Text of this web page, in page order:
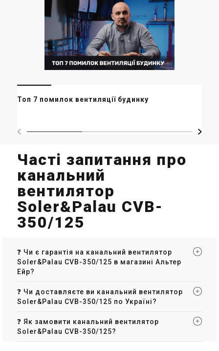
Топ 7 помилок вентиляції будинку
Часті запитання про
канальний
вентилятор
Soler&Palau CVB-
350/125
❓ Чи є гарантія на канальний вентилятор
Soler&Palau CVB-350/125 в магазині Альтер
Ейр?
❓ Чи доставляєте ви канальний вентилятор
Soler&Palau CVB-350/125 по Україні?
❓ Як замовити канальний вентилятор
Soler&Palau CVB-350/125?